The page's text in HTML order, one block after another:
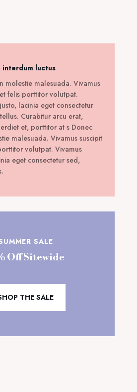
interdum luctus
molestie malesuada. Vivamus
felis porttitor volutpat.
lacinia eget consectetur
Curabitur arcu erat,
et, porttitor at s Donec
malesuada. Vivamus suscipit
volutpat. Vivamus
eget consectetur sed,
SALE
Off Sitewide
THE SALE